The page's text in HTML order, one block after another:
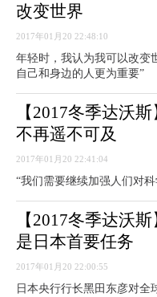
改变世界
2017年01月20 22:48:10
年轻时，我认为我可以改变
自己和身边的人更为重要”
【2017冬季达沃
不再遥不可及
2017年01月20 22:41:04
“我们需要继续加强人们对
【2017冬季达沃
是日本首要任务
2017年01月20 22:00:55
日本央行行长黑田东彦对全